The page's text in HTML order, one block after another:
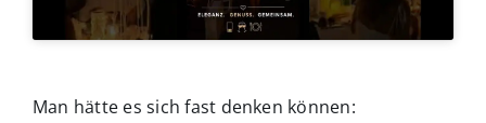
Man hätte es sich fast denken können: